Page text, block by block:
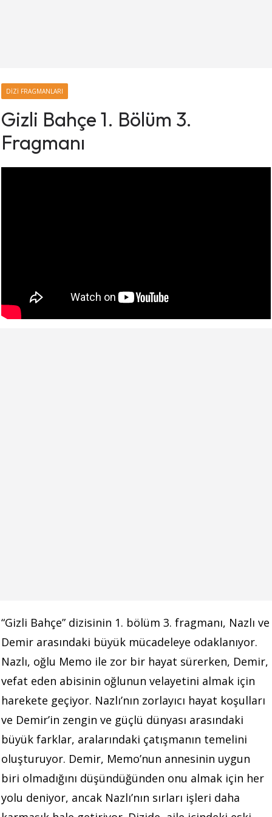
DIZI FRAGMANLARI
Gizli Bahçe 1. Bölüm 3.
Fragmanı
“Gizli Bahçe” dizisinin 1. bölüm 3. fragmanı, Nazlı ve
Demir arasındaki büyük mücadeleye odaklanıyor.
Nazlı, oğlu Memo ile zor bir hayat sürerken, Demir,
vefat eden abisinin oğlunun velayetini almak için
harekete geçiyor. Nazlı’nın zorlayıcı hayat koşulları
ve Demir’in zengin ve güçlü dünyası arasındaki
büyük farklar, aralarındaki çatışmanın temelini
oluşturuyor. Demir, Memo’nun annesinin uygun
biri olmadığını düşündüğünden onu almak için her
yolu deniyor, ancak Nazlı’nın sırları işleri daha